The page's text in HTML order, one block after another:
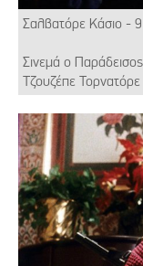
Σαλβατόρε Κάσιο -
Σινεμά ο
Τζουζέπε Τορνατόρε